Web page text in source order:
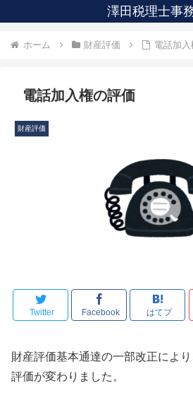
澤田税理士事
ホーム 財産評価 電話加
電話加入権の評価
財産評価
Twitter Facebook はてブ
財産評価基本通達の一部改正によ
評価が変わりました。